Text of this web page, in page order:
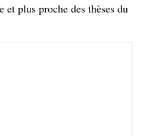
et plus proche des thèses du